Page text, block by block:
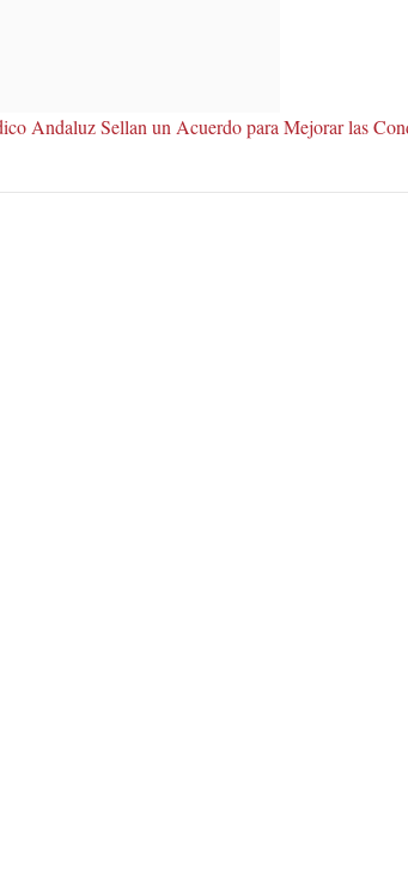
Andaluz Sellan un Acuerdo para Mejorar las